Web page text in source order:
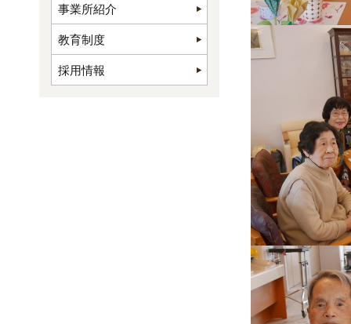
事業所紹介
教育制度
採用情報